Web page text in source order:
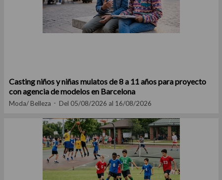
Casting niños y niñas mulatos de 8 a 11 años para proyecto
con agencia de modelos en Barcelona
Moda/ Belleza Del 05/08/2026 al 16/08/2026